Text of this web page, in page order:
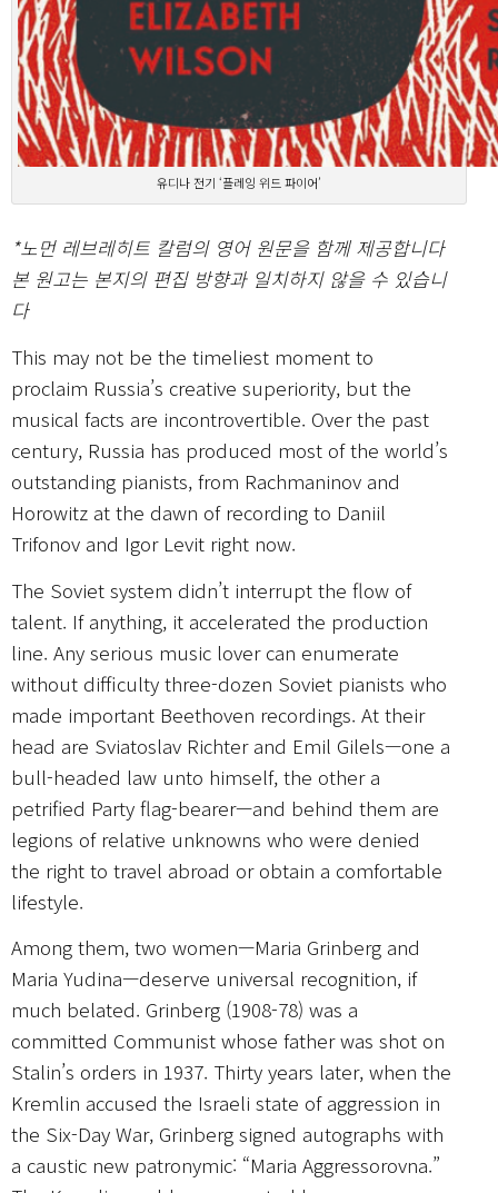
유디나 전기 ‘플레잉 위드 파이어’
*노먼 레브레히트 칼럼의 영어 원문을 함께 제공합니다
본 원고는 본지의 편집 방향과 일치하지 않을 수 있습니
다
This may not be the timeliest moment to
proclaim Russia’s creative superiority, but the
musical facts are incontrovertible. Over the past
century, Russia has produced most of the world’s
outstanding pianists, from Rachmaninov and
Horowitz at the dawn of recording to Daniil
Trifonov and Igor Levit right now.
The Soviet system didn’t interrupt the flow of
talent. If anything, it accelerated the production
line. Any serious music lover can enumerate
without difficulty three-dozen Soviet pianists who
made important Beethoven recordings. At their
head are Sviatoslav Richter and Emil Gilels—one a
bull-headed law unto himself, the other a
petrified Party flag-bearer—and behind them are
legions of relative unknowns who were denied
the right to travel abroad or obtain a comfortable
lifestyle.
Among them, two women—Maria Grinberg and
Maria Yudina—deserve universal recognition, if
much belated. Grinberg (1908-78) was a
committed Communist whose father was shot on
Stalin’s orders in 1937. Thirty years later, when the
Kremlin accused the Israeli state of aggression in
the Six-Day War, Grinberg signed autographs with
a caustic new patronymic: “Maria Aggressorovna.”